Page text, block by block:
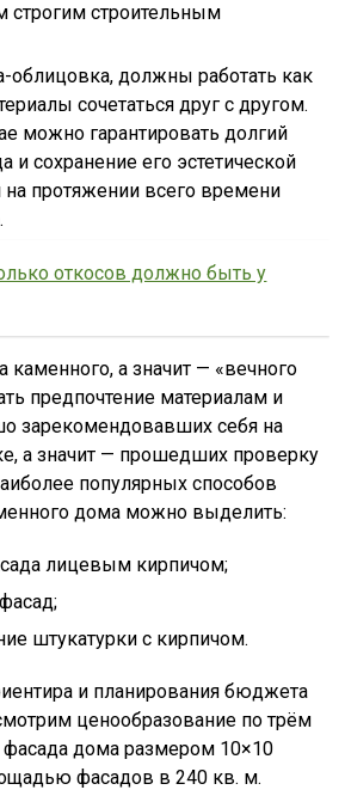
строительным
облицовка, должны работать как
сочетаться друг с другом.
можно гарантировать долгий
и сохранение его эстетической
на протяжении всего времени
откосов должно быть у
каменного, а значит — «вечного
предпочтение материалам и
зарекомендовавших себя на
а значит — прошедших проверку
популярных способов
дома можно выделить:
лицевым кирпичом;
штукатурки с кирпичом.
и планирования бюджета
ценообразование по трём
фасада дома размером 10×10
фасадов в 240 кв. м.